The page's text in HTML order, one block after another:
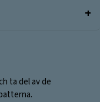
ta del av de